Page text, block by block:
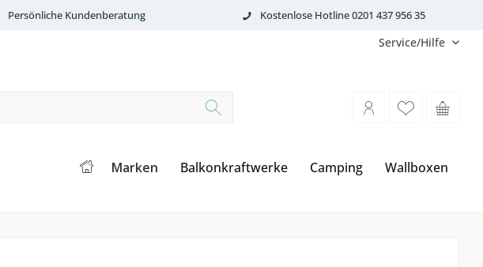
Persönliche Kundenberatung Kostenlose Hotline 0201 437 956 35
Service/Hilfe
Marken Balkonkraftwerke Camping Wallboxen